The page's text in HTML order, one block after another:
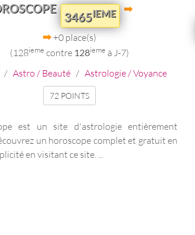
3465IEME
+0 place(s)
(128ieme contre 128ieme à J-7)
/ Astro / Beauté/ Astrologie / Voyance
72 POINTS
est un site d'astrologie entièrement
un horoscope complet et gratuit en
en visitant ce site. ...